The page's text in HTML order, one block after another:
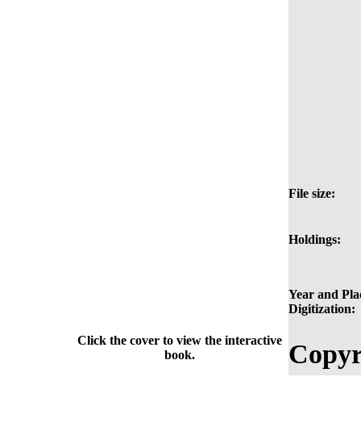
File size:
Holdings:
Year and
Digitization:
Click the cover to view the interactive
book.